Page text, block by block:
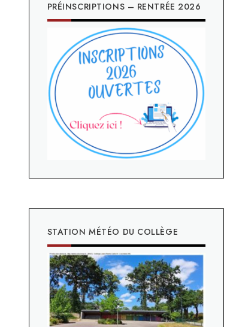
PRÉINSCRIPTIONS – RENTRÉE 2026
STATION MÉTÉO DU COLLÈGE